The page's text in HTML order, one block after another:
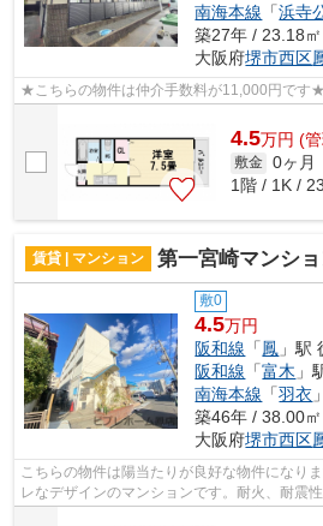
南海本線 「浜寺
築27年 / 23.18㎡
大阪府堺市西区
★こちらの物件は仲介手数料が11,000円です★
4.5万円 (
敷金 0ヶ月
1階 / 1K /
賃貸 | マンション 第一宮崎マンシ
敷0
4.5万円
阪和線 「鳳 」駅
阪和線 「富木 」
南海本線 「羽衣
築46年 / 38.00㎡
大阪府堺市西区
こちらの物件は陽当たりが良好な物件になり
レなデザインのマンションです。耐火、耐震
物。気になるイチオシ物件情報：「宮...